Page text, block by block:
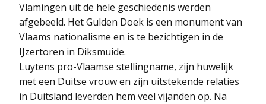
Vlamingen uit de hele geschiedenis werden
afgebeeld. Het Gulden Doek is een monument van
Vlaams nationalisme en is te bezichtigen in de
IJzertoren in Diksmuide.
Luytens pro-Vlaamse stellingname, zijn huwelijk
met een Duitse vrouw en zijn uitstekende relaties
in Duitsland leverden hem veel vijanden op. Na